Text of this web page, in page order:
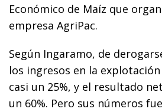
Económico de Maíz que
empresa AgriPac.
Según Ingaramo, de
los ingresos en la
casi un 25%, y el resultado
un 60%. Pero sus números